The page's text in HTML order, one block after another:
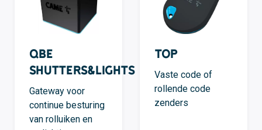
QBE
Shutters&Lights
Gateway voor
continue besturing
van rolluiken en
TOP
Vaste code of
rollende code
zenders